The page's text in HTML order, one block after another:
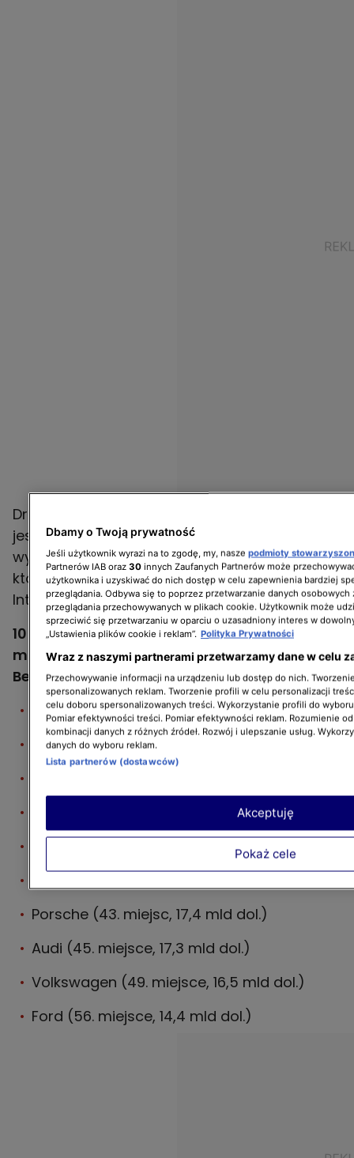
Drugą motoryzacyjną marką w zestawieniu
jest Mercedes, który znalazł się na 8. miejscu z
wynikiem 58,9 mld dolarów. Trzecia to BMW,
która uplasowała się na 10. lokacie –
Interbrand wycenił ją na 52 mld dolarów.
10 najbardziej wartościowych marek
motoryzacyjnych na świecie według raportu
Best Global Brands:
Toyota (6. miejsce, 72,8 mld dol.)
Mercedes (8. miejsce, 58,9 mld dol.)
Tesla (12. miejsce, 45,5 mld dol.)
Honda (26. miejsce, 26,7 mld dol.)
Porsche (43. miejsc, 17,4 mld dol.)
Audi (45. miejsce, 17,3 mld dol.)
Volkswagen (49. miejsce, 16,5 mld dol.)
Ford (56. miejsce, 14,4 mld dol.)
Dbamy o Twoją prywatność
Jeśli użytkownik wyrazi na to zgodę, my, nasze podmioty
Partnerów IAB oraz 30 innych Zaufanych Partnerów może
użytkownika i uzyskiwać do nich dostęp w celu zapewnienia bardziej
przeglądania. Odbywa się to poprzez przetwarzanie danych osobowych
przeglądania przechowywanych w plikach cookie. Użytkownik może
sprzeciwić się przetwarzaniu w oparciu o uzasadniony interes w
„Ustawienia plików cookie i reklam”. Polityka Prywatności
Wraz z naszymi partnerami przetwarzamy dane w celu
Przechowywanie informacji na urządzeniu lub dostęp do nich.
spersonalizowanych reklam. Tworzenie profili w celu personalizacji
celu doboru spersonalizowanych treści. Wykorzystanie profili do
Pomiar efektywności treści. Pomiar efektywności reklam. Rozumienie
kombinacji danych z różnych źródeł. Rozwój i ulepszanie usług.
danych do wyboru reklam.
Lista partnerów (dostawców)
Pokaż cele
Akceptuję